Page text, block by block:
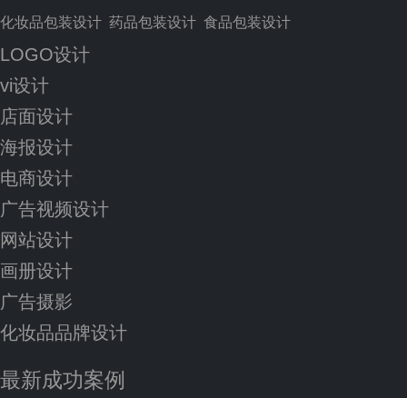
化妆品包装设计 药品包装设计 食品包装设计
LOGO设计
vi设计
店面设计
海报设计
电商设计
广告视频设计
网站设计
画册设计
广告摄影
化妆品品牌设计
最新成功案例